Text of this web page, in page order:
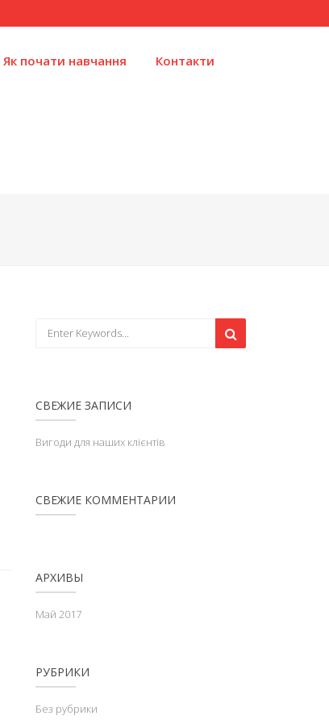
Як почати навчання Контакти
СВЕЖИЕ ЗАПИСИ
Вигоди для наших клієнтів
СВЕЖИЕ КОММЕНТАРИИ
АРХИВЫ
Май 2017
РУБРИКИ
Без рубрики